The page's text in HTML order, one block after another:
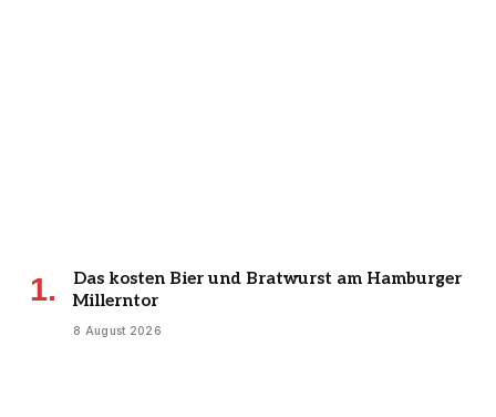
Das kosten Bier und Bratwurst am Hamburger
Millerntor
8 August 2026